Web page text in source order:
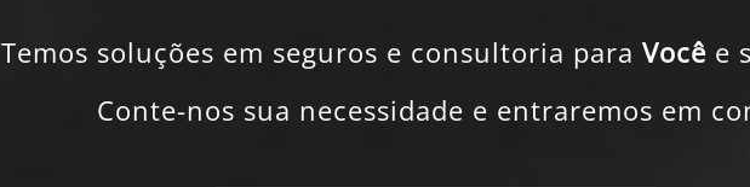
Temos soluções em seguros e consultoria paraVocê e
Conte-nos sua necessidade e entraremos em